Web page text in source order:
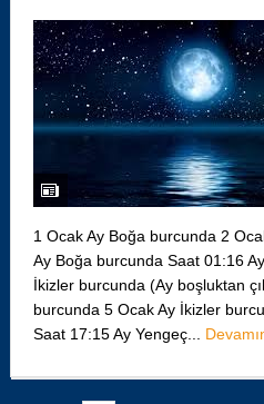
1 Ocak Ay Boğa burcunda 2
Ay Boğa burcunda Saat 01:16
İkizler burcunda (Ay boşluktan
burcunda 5 Ocak Ay İkizler
Saat 17:15 Ay Yengeç...